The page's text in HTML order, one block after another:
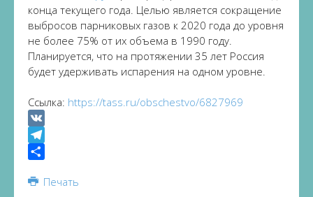
конца текущего года. Целью является сокращение
выбросов парниковых газов к 2020 года до уровня
не более 75% от их объема в 1990 году.
Планируется, что на протяжении 35 лет Россия
будет удерживать испарения на одном уровне.
Ссылка: https://tass.ru/obschestvo/6827969
VK
Telegram
Печать